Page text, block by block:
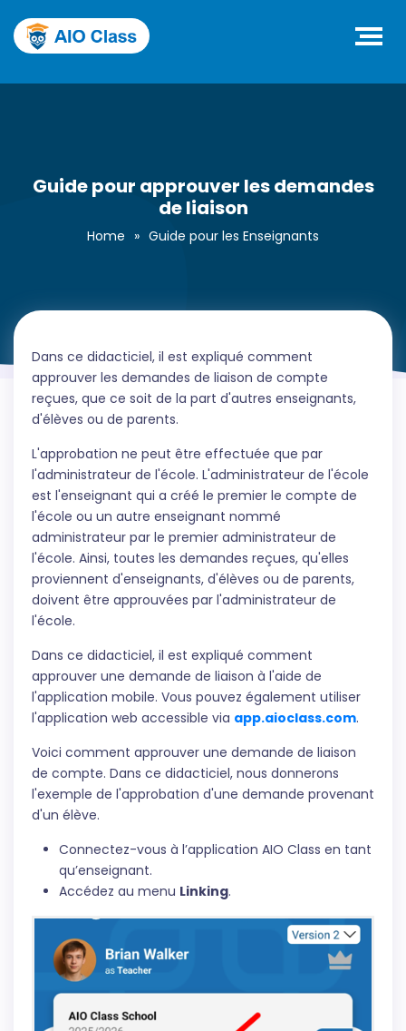
Guide pour approuver les demandes
de liaison
Home » Guide pour les Enseignants
Dans ce didacticiel, il est expliqué comment
approuver les demandes de liaison de compte
reçues, que ce soit de la part d'autres enseignants,
d'élèves ou de parents.
L'approbation ne peut être effectuée que par
l'administrateur de l'école. L'administrateur de l'école
est l'enseignant qui a créé le premier le compte de
l'école ou un autre enseignant nommé
administrateur par le premier administrateur de
l'école. Ainsi, toutes les demandes reçues, qu'elles
proviennent d'enseignants, d'élèves ou de parents,
doivent être approuvées par l'administrateur de
l'école.
Dans ce didacticiel, il est expliqué comment
approuver une demande de liaison à l'aide de
l'application mobile. Vous pouvez également utiliser
l'application web accessible via app.aioclass.com.
Voici comment approuver une demande de liaison
de compte. Dans ce didacticiel, nous donnerons
l'exemple de l'approbation d'une demande provenant
d'un élève.
Connectez-vous à l’application AIO Class en tant
qu’enseignant.
Accédez au menu Linking.